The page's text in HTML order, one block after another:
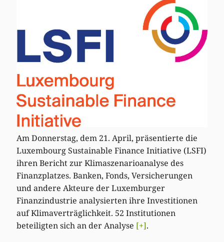
Am Donnerstag, dem 21. April, präsentierte die
Luxembourg Sustainable Finance Initiative (LSFI)
ihren Bericht zur Klimaszenarioanalyse des
Finanzplatzes. Banken, Fonds, Versicherungen
und andere Akteure der Luxemburger
Finanzindustrie analysierten ihre Investitionen
auf Klimaverträglichkeit. 52 Institutionen
beteiligten sich an der Analyse [+].